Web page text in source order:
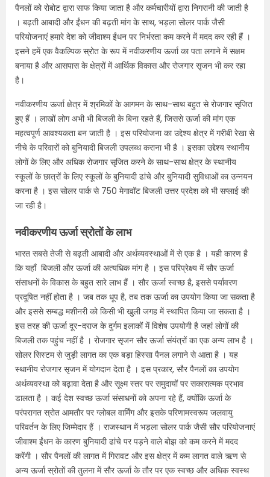
पैनलों को रोबोट द्वारा साफ किया जाता है और कर्मचारीयों द्वारा निगरानी की जाती है
। बढ़ती आबादी और ईंधन की बढ़ती मांग के साथ, भड़ला सोलर पार्क जैसी
परियोजनाएं हमारे देश को जीवाश्म ईंधन पर निर्भरता कम करने में मदद कर रही हैं ।
इसने हमें एक वैकल्पिक स्रोत के रूप में नवीकरणीय ऊर्जा का पता लगाने में सक्षम
बनाया है और आसपास के क्षेत्रों में आर्थिक विकास और रोजगार सृजन भी कर रहा
है।
नवीकरणीय ऊर्जा क्षेत्र में श्रमिकों के आगमन के साथ-साथ बहुत से रोजगार सृजित
हुए हैं । लाखों लोग अभी भी बिजली के बिना रहते हैं, जिससे ऊर्जा की मांग एक
महत्वपूर्ण आवश्यकता बन जाती है । इस परियोजना का उद्देश्य क्षेत्र में गरीबी रेखा से
नीचे के परिवारों को बुनियादी बिजली उपलब्ध कराना भी है । इसका उद्देश्य स्थानीय
लोगों के लिए और अधिक रोजगार सृजित करने के साथ-साथ क्षेत्र के स्थानीय
स्कूलों के छात्रों के लिए स्कूलों के बुनियादी ढांचे और बुनियादी सुविधाओं का उन्नयन
करना है । इस सोलर पार्क से 750 मेगावॉट बिजली उत्तर प्रदेश को भी सप्लाई की
जा रही है।
नवीकरणीय ऊर्जा स्रोतों के लाभ
भारत सबसे तेजी से बढ़ती आबादी और अर्थव्यवस्थाओं में से एक है । यही कारण है
कि यहाँ बिजली और ऊर्जा की अत्यधिक मांग है । इस परिप्रेक्ष्य में सौर ऊर्जा
संसाधनों के विकास के बहुत सारे लाभ हैं । सौर ऊर्जा स्वच्छ है, इससे पर्यावरण
प्रदूषित नहीं होता है । जब तक धूप है, तब तक ऊर्जा का उपयोग किया जा सकता है
और इससे सम्बद्ध मशीनरी को किसी भी खुली जगह में स्थापित किया जा सकता है ।
इस तरह की ऊर्जा दूर-दराज के दुर्गम इलाकों में विशेष उपयोगी है जहां लोगों की
बिजली तक पहुंच नहीं है । रोजगार सृजन सौर ऊर्जा संयंत्रों का एक अन्य लाभ है ।
सोलर सिस्टम से जुड़ी लागत का एक बड़ा हिस्सा पैनल लगाने से आता है । यह
स्थानीय रोजगार सृजन में योगदान देता है । इस प्रकार, सौर पैनलों का उपयोग
अर्थव्यवस्था को बढ़ावा देता है और सूक्ष्म स्तर पर समुदायों पर सकारात्मक प्रभाव
डालता है । कई देश स्वच्छ ऊर्जा संसाधनों को अपना रहे हैं, क्योंकि ऊर्जा के
परंपरागत स्रोत आमतौर पर ग्लोबल वार्मिंग और इसके परिणामस्वरूप जलवायु
परिवर्तन के लिए जिम्मेदार हैं । राजस्थान में भड़ला सोलर पार्क जैसी सौर परियोजनाएं
जीवाश्म ईंधन के कारण बुनियादी ढांचे पर पड़ने वाले बोझ को कम करने में मदद
करेंगी । सौर पैनलों की लागत में गिरावट और इस क्षेत्र में कम लागत वाले ऋण से
अन्य ऊर्जा स्रोतों की तुलना में सौर ऊर्जा के तौर पर एक स्वच्छ और अधिक स्वस्थ